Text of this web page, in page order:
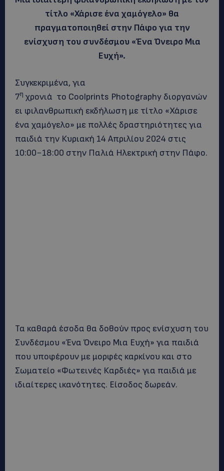
τίτλο «Χάρισε ένα χαμόγελο» θα
πραγματοποιηθεί στην Πάφο για την
ενίσχυση του συνδέσμου «Ένα Όνειρο Μια
Ευχή».
Συγκεκριμένα, για
7η χρονιά το Coolprints Photography διοργανών
ει φιλανθρωπική εκδήλωση με τίτλο «Χάρισε
ένα χαμόγελο» με πολλές δραστηριότητες για
παιδιά την Κυριακή 14 Απριλίου 2024 στις
10:00−18:00 στην Παλιά Ηλεκτρική στην Πάφο.
Τα καθαρά έσοδα θα δοθούν προς ενίσχυση του
Συνδέσμου «Ένα Όνειρο Μια Ευχή» για παιδιά
που υποφέρουν με μορφές καρκίνου και στο
Σωματείο «Φωτεινές Καρδιές» για παιδιά με
ιδιαίτερες ικανότητες. Είσοδος δωρεάν.